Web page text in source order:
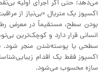
می‌دهد؛ حتی اگر اجرای اولیه
اکسپوز یک متریال «بی‌نیاز از
بودن سطح، مستقیماً در معرض
انسانی قرار دارد و کوچک‌ترین
سطحی یا پوسته‌شدن منجر شود.
اکسپوز فقط یک اقدام
سازه محسوب می‌شود.